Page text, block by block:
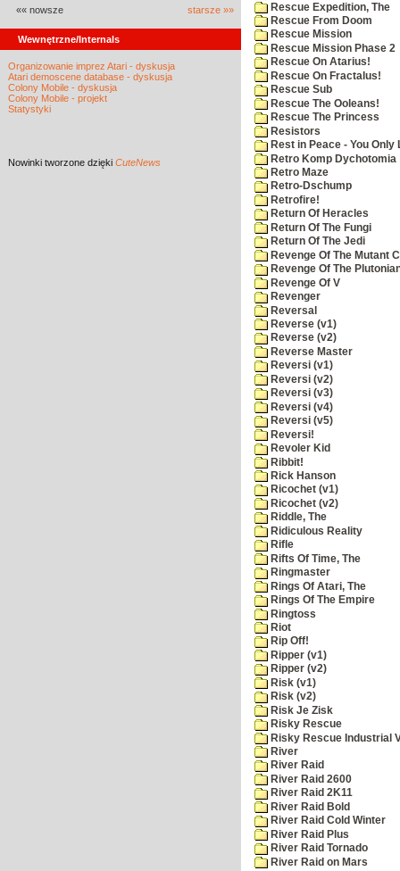
«« nowsze starsze »»
Wewnętrzne/Internals
Organizowanie imprez Atari - dyskusja
Atari demoscene database - dyskusja
Colony Mobile - dyskusja
Colony Mobile - projekt
Statystyki
Nowinki tworzone dzięki CuteNews
Rescue Expedition, The
Rescue From Doom
Rescue Mission
Rescue Mission Phase 2
Rescue On Atarius!
Rescue On Fractalus!
Rescue Sub
Rescue The Ooleans!
Rescue The Princess
Resistors
Rest in Peace - You Only
Retro Komp Dychotomia
Retro Maze
Retro-Dschump
Retrofire!
Return Of Heracles
Return Of The Fungi
Return Of The Jedi
Revenge Of The Mutant
Revenge Of The
Revenge Of V
Revenger
Reversal
Reverse (v1)
Reverse (v2)
Reverse Master
Reversi (v1)
Reversi (v2)
Reversi (v3)
Reversi (v4)
Reversi (v5)
Reversi!
Revoler Kid
Ribbit!
Rick Hanson
Ricochet (v1)
Ricochet (v2)
Riddle, The
Ridiculous Reality
Rifle
Rifts Of Time, The
Ringmaster
Rings Of Atari, The
Rings Of The Empire
Ringtoss
Riot
Rip Off!
Ripper (v1)
Ripper (v2)
Risk (v1)
Risk (v2)
Risk Je Zisk
Risky Rescue
Risky Rescue Industrial
River
River Raid
River Raid 2600
River Raid 2K11
River Raid Bold
River Raid Cold Winter
River Raid Plus
River Raid Tornado
River Raid on Mars